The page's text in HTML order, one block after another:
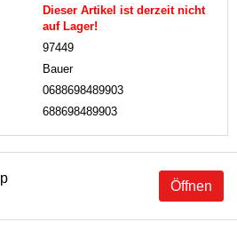
Dieser Artikel ist derzeit nicht
auf Lager!
97449
Bauer
0688698489903
688698489903
Öffnen